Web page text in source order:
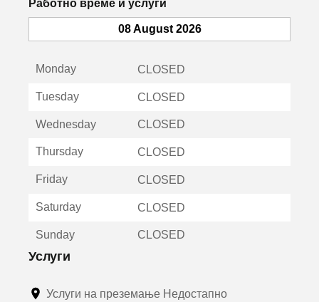
с
о
Работно време и услуги
08 August 2026
Monday CLOSED
Tuesday CLOSED
Wednesday CLOSED
Thursday CLOSED
Friday CLOSED
Saturday CLOSED
Sunday CLOSED
Услуги
Услуги на преземање Недостапно